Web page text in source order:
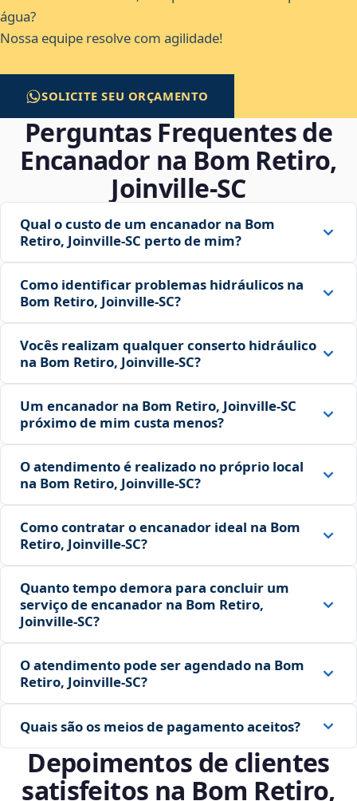
água?
Nossa equipe resolve com agilidade!
SOLICITE SEU ORÇAMENTO
Perguntas Frequentes de
Encanador na Bom Retiro,
Joinville‑SC
Qual o custo de um encanador na Bom
Retiro, Joinville‑SC perto de mim?
Como identificar problemas hidráulicos na
Bom Retiro, Joinville‑SC?
Vocês realizam qualquer conserto hidráulico
na Bom Retiro, Joinville‑SC?
Um encanador na Bom Retiro, Joinville‑SC
próximo de mim custa menos?
O atendimento é realizado no próprio local
na Bom Retiro, Joinville‑SC?
Como contratar o encanador ideal na Bom
Retiro, Joinville‑SC?
Quanto tempo demora para concluir um
serviço de encanador na Bom Retiro,
Joinville‑SC?
O atendimento pode ser agendado na Bom
Retiro, Joinville‑SC?
Quais são os meios de pagamento aceitos?
Depoimentos de clientes
satisfeitos na Bom Retiro,